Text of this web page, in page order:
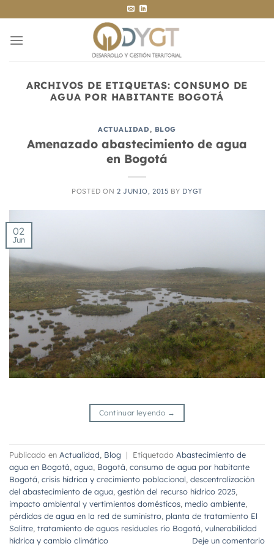
al
contenido
ARCHIVOS DE ETIQUETAS:CONSUMO DE
AGUA POR HABITANTE BOGOTÁ
ACTUALIDAD, BLOG
Amenazado abastecimiento de agua
en Bogotá
POSTED ON 2 JUNIO, 2015 BY DYGT
02
Jun
Continuar leyendo →
Publicado en Actualidad, Blog | Etiquetado Abastecimiento de
agua en Bogotá, agua, Bogotá, consumo de agua por habitante
Bogotá, crisis hídrica y crecimiento poblacional, descentralización
del abastecimiento de agua, gestión del recurso hídrico 2025,
impacto ambiental y vertimientos domésticos, medio ambiente,
pérdidas de agua en la red de suministro, planta de tratamiento El
Salitre, tratamiento de aguas residuales río Bogotá, vulnerabilidad
hídrica y cambio climático
Deje un comentario